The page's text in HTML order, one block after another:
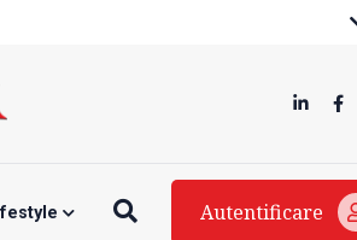
Autentificare